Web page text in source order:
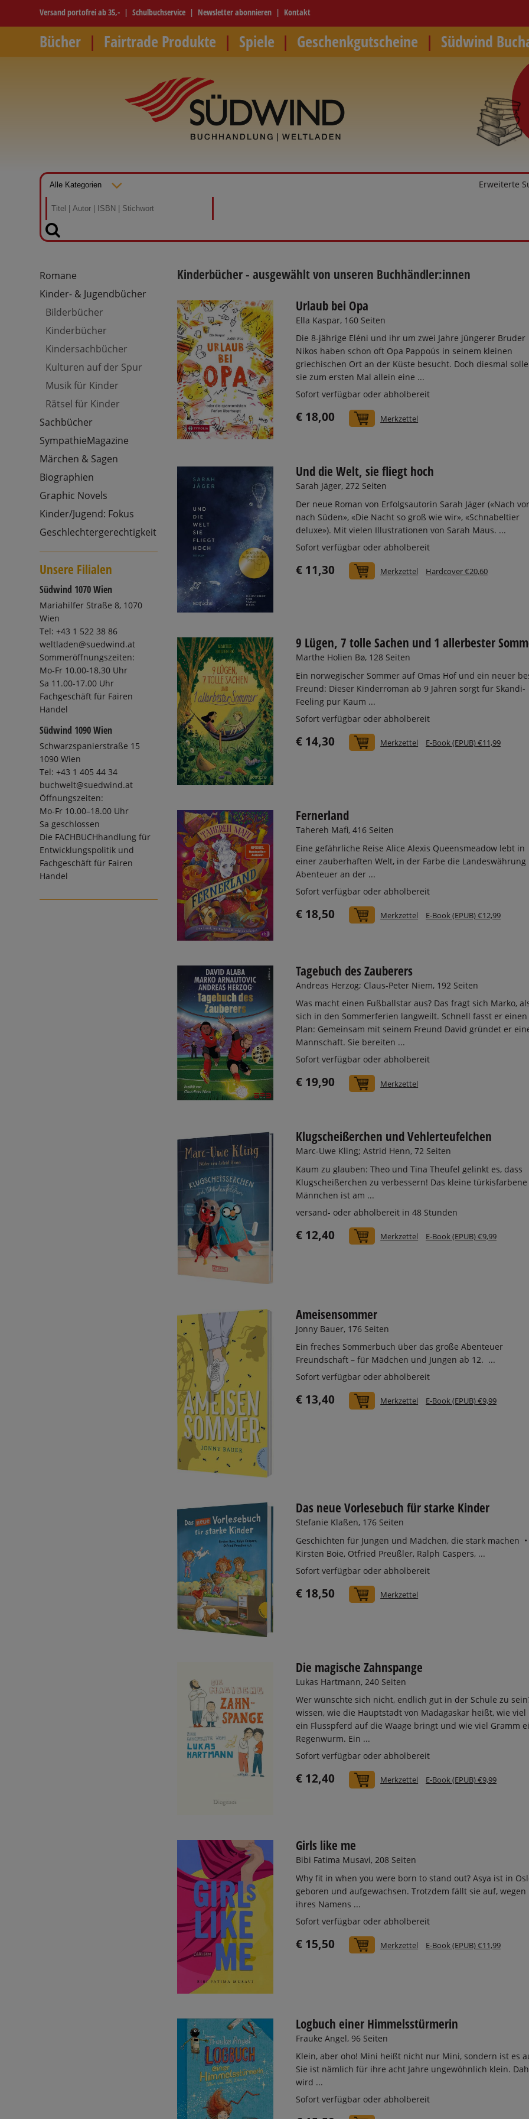
Versand portofrei ab 35,- Schulbuchservice Newsletter abonnieren Kontakt
Bücher Fairtrade Produkte Spiele Geschenkgutscheine Südwind
Erweiterte
Romane
Kinder- & Jugendbücher
Bilderbücher
Kinderbücher
Kindersachbücher
Kulturen auf der Spur
Musik für Kinder
Rätsel für Kinder
Sachbücher
SympathieMagazine
Märchen & Sagen
Biographien
Graphic Novels
Kinder/Jugend: Fokus
Geschlechtergerechtigkeit
Unsere Filialen
Südwind 1070 Wien
Mariahilfer Straße 8, 1070
Wien
Tel: +43 1 522 38 86
weltladen@suedwind.at
Sommeröffnungszeiten:
Mo-Fr 10.00-18.30 Uhr
Sa 11.00-17.00 Uhr
Fachgeschäft für Fairen
Handel
Südwind 1090 Wien
Schwarzspanierstraße 15
1090 Wien
Tel: +43 1 405 44 34
buchwelt@suedwind.at
Öffnungszeiten:
Mo-Fr 10.00–18.00 Uhr
Sa geschlossen
Die FACHBUCHhandlung für
Entwicklungspolitik und
Fachgeschäft für Fairen
Handel
Kinderbücher - ausgewählt von unseren Buchhändler:innen
Urlaub bei Opa
Ella Kaspar, 160 Seiten
Die 8-jährige Eléni und ihr um zwei Jahre jüngerer Bruder
Nikos haben schon oft Opa Pappoús in seinem kleinen
griechischen Ort an der Küste besucht. Doch diesmal
sie zum ersten Mal allein eine ...
Sofort verfügbar oder abholbereit
€ 18,00 In den Warenkorb
Merkzettel
Und die Welt, sie fliegt hoch
Sarah Jäger, 272 Seiten
Der neue Roman von Erfolgsautorin Sarah Jäger («Nach
nach Süden», «Die Nacht so groß wie wir», «Schnabeltier
deluxe»). Mit vielen Illustrationen von Sarah Maus. ...
Sofort verfügbar oder abholbereit
€ 11,30 In den Warenkorb
Merkzettel Hardcover €20,60
9 Lügen, 7 tolle Sachen und 1 allerbester
Marthe Holien Bø, 128 Seiten
Ein norwegischer Sommer auf Omas Hof und ein neuer
Freund: Dieser Kinderroman ab 9 Jahren sorgt für Skandi-
Feeling pur Kaum ...
Sofort verfügbar oder abholbereit
€ 14,30 In den Warenkorb
Merkzettel E-Book (EPUB) €11,99
Fernerland
Tahereh Mafi, 416 Seiten
Eine gefährliche Reise Alice Alexis Queensmeadow lebt in
einer zauberhaften Welt, in der Farbe die Landeswährung
Abenteuer an der ...
Sofort verfügbar oder abholbereit
€ 18,50 In den Warenkorb
Merkzettel E-Book (EPUB) €12,99
Tagebuch des Zauberers
Andreas Herzog; Claus-Peter Niem, 192 Seiten
Was macht einen Fußballstar aus? Das fragt sich Marko,
sich in den Sommerferien langweilt. Schnell fasst er einen
Plan: Gemeinsam mit seinem Freund David gründet er
Mannschaft. Sie bereiten ...
Sofort verfügbar oder abholbereit
€ 19,90 In den Warenkorb
Merkzettel
Klugscheißerchen und Vehlerteufelchen
Marc-Uwe Kling; Astrid Henn, 72 Seiten
Kaum zu glauben: Theo und Tina Theufel gelinkt es, dass
Klugscheißerchen zu verbessern! Das kleine türkisfarbene
Männchen ist am ...
versand- oder abholbereit in 48 Stunden
€ 12,40 In den Warenkorb
Merkzettel E-Book (EPUB) €9,99
Ameisensommer
Jonny Bauer, 176 Seiten
Ein freches Sommerbuch über das große Abenteuer
Freundschaft – für Mädchen und Jungen ab 12. ...
Sofort verfügbar oder abholbereit
€ 13,40 In den Warenkorb
Merkzettel E-Book (EPUB) €9,99
Das neue Vorlesebuch für starke Kinder
Stefanie Klaßen, 176 Seiten
Geschichten für Jungen und Mädchen, die stark machen •
Kirsten Boie, Otfried Preußler, Ralph Caspers, ...
Sofort verfügbar oder abholbereit
€ 18,50 In den Warenkorb
Merkzettel
Die magische Zahnspange
Lukas Hartmann, 240 Seiten
Wer wünschte sich nicht, endlich gut in der Schule zu
wissen, wie die Hauptstadt von Madagaskar heißt, wie viel
ein Flusspferd auf die Waage bringt und wie viel Gramm
Regenwurm. Ein ...
Sofort verfügbar oder abholbereit
€ 12,40 In den Warenkorb
Merkzettel E-Book (EPUB) €9,99
Girls like me
Bibi Fatima Musavi, 208 Seiten
Why fit in when you were born to stand out? Asya ist in
geboren und aufgewachsen. Trotzdem fällt sie auf, wegen
ihres Namens ...
Sofort verfügbar oder abholbereit
€ 15,50 In den Warenkorb
Merkzettel E-Book (EPUB) €11,99
Logbuch einer Himmelsstürmerin
Frauke Angel, 96 Seiten
Klein, aber oho! Mini heißt nicht nur Mini, sondern ist es
Sie ist nämlich für ihre acht Jahre ungewöhnlich klein.
wird ...
Sofort verfügbar oder abholbereit